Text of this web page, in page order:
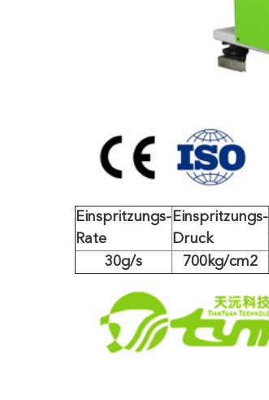
Einspritzungs-
Rate
Einspritzungs-
Druck
30g/s
700kg/cm2